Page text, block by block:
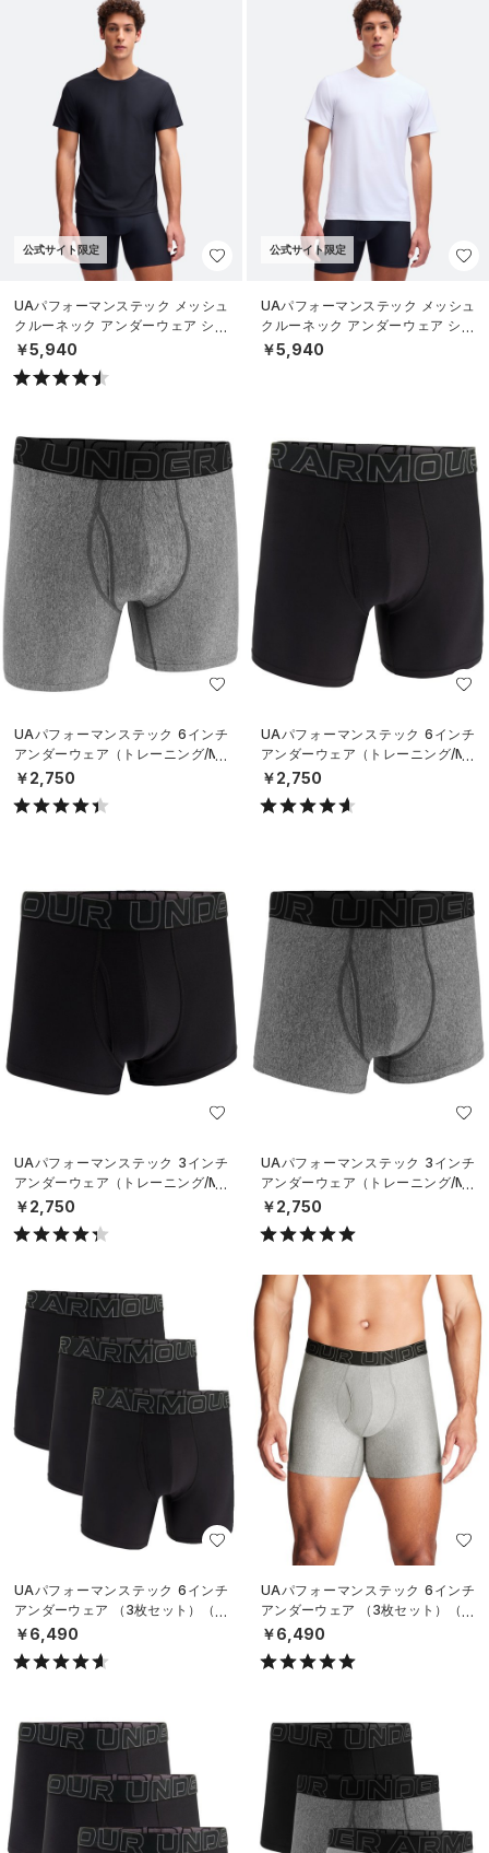
公式サイト限定
UAパフォーマンステック メッシュ
クルーネック アンダーウェア シャ
ツ （2枚セット）（ライフスタイル/
MEN
￥5,940
公式サイト限定
UAパフォーマンステック メッシュ
クルーネック アンダーウェア シャ
ツ （2枚セット）（ライフスタイル/
￥5,940
UAパフォーマンステック 6インチ
アンダーウェア（トレーニング/ME
N）
￥2,750
UAパフォーマンステック 6インチ
アンダーウェア（トレーニング/ME
N）
￥2,750
UAパフォーマンステック 3インチ
アンダーウェア（トレーニング/ME
N）
￥2,750
UAパフォーマンステック 3インチ
アンダーウェア（トレーニング/ME
N）
￥2,750
UAパフォーマンステック 6インチ
アンダーウェア （3枚セット）（ト
レーニング/MEN）
￥6,490
UAパフォーマンステック 6インチ
アンダーウェア （3枚セット）（ト
レーニング/MEN）
￥6,490